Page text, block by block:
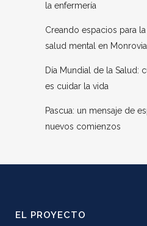
la enfermería
Creando espacios para
salud mental en Monrovia
Día Mundial de la Salud:
es cuidar la vida
Pascua: un mensaje de
nuevos comienzos
EL PROYECTO